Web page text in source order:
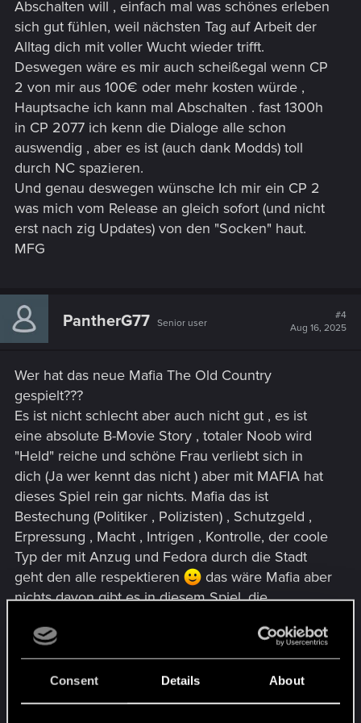
Consent Details About
Abschalten will , einfach mal was schönes erleben
sich gut fühlen, weil nächsten Tag auf Arbeit der
Alltag dich mit voller Wucht wieder trifft.
Deswegen wäre es mir auch scheißegal wenn CP
2 von mir aus 100€ oder mehr kosten würde ,
Hauptsache ich kann mal Abschalten . fast 1300h
in CP 2077 ich kenn die Dialoge alle schon
auswendig , aber es ist (auch dank Modds) toll
durch NC spazieren.
Und genau deswegen wünsche Ich mir ein CP 2
was mich vom Release an gleich sofort (und nicht
erst nach zig Updates) von den "Socken" haut.
MFG
PantherG77 Senior user
#4
Aug 16, 2025
Wer hat das neue Mafia The Old Country
gespielt???
Es ist nicht schlecht aber auch nicht gut , es ist
eine absolute B-Movie Story , totaler Noob wird
"Held" reiche und schöne Frau verliebt sich in
dich (Ja wer kennt das nicht ) aber mit MAFIA hat
dieses Spiel rein gar nichts. Mafia das ist
Bestechung (Politiker , Polizisten) , Schutzgeld ,
Erpressung , Macht , Intrigen , Kontrolle, der coole
Typ der mit Anzug und Fedora durch die Stadt
geht den alle respektieren
das wäre Mafia aber
nichts davon gibt es in diesem Spiel, die
Vorhersehbar: Schleichen Schießen Schleichen
Schießen mehr ist es nicht.
Und da bekommt man langsam echt ein
schlechtes Gewissen das man CP2077 so Kritisiert